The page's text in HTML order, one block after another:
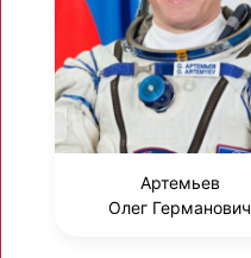
Артемьев
Олег Германович